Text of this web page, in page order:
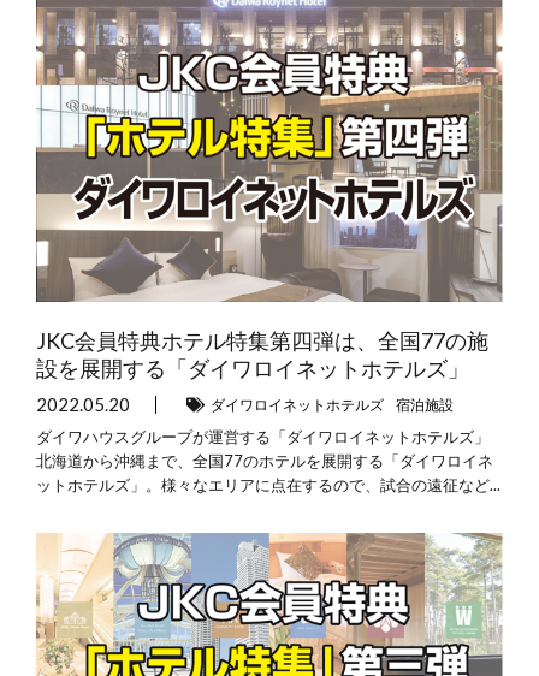
JKC会員特典ホテル特集第四弾は、全国77の施
設を展開する「ダイワロイネットホテルズ」
2022.05.20 ダイワロイネットホテルズ 宿泊施設
ダイワハウスグループが運営する「ダイワロイネットホテルズ」
北海道から沖縄まで、全国77のホテルを展開する「ダイワロイネ
ットホテルズ」。様々なエリアに点在するので、試合の遠征など...